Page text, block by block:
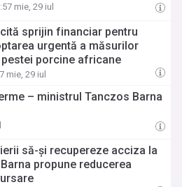
mie, 29 iul
sprijin financiar pentru
urgentă a măsurilor
porcine africane
mie, 29 iul
– ministrul Tanczos Barna
să-și recupereze acciza la
propune reducerea